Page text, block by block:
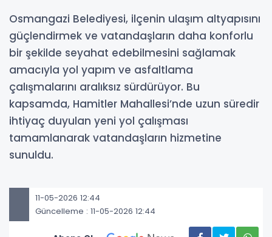
Osmangazi Belediyesi, ilçenin ulaşım altyapısını
güçlendirmek ve vatandaşların daha konforlu
bir şekilde seyahat edebilmesini sağlamak
amacıyla yol yapım ve asfaltlama
çalışmalarını aralıksız sürdürüyor. Bu
kapsamda, Hamitler Mahallesi’nde uzun süredir
ihtiyaç duyulan yeni yol çalışması
tamamlanarak vatandaşların hizmetine
sunuldu.
11-05-2026 12:44
Güncelleme : 11-05-2026 12:44